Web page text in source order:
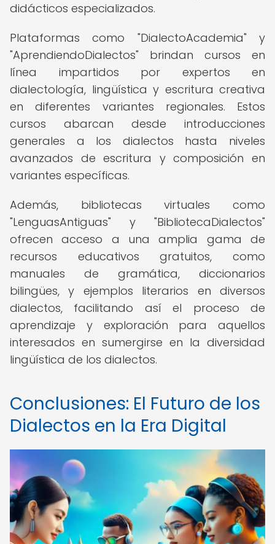
didácticos especializados.
Plataformas como "DialectoAcademia" y
"AprendiendoDialectos" brindan cursos en
línea impartidos por expertos en
dialectología, lingüística y escritura creativa
en diferentes variantes regionales. Estos
cursos abarcan desde introducciones
generales a los dialectos hasta niveles
avanzados de escritura y composición en
variantes específicas.
Además, bibliotecas virtuales como
"LenguasAntiguas" y "BibliotecaDialectos"
ofrecen acceso a una amplia gama de
recursos educativos gratuitos, como
manuales de gramática, diccionarios
bilingües, y ejemplos literarios en diversos
dialectos, facilitando así el proceso de
aprendizaje y exploración para aquellos
interesados en sumergirse en la diversidad
lingüística de los dialectos.
Conclusiones: El Futuro de los
Dialectos en la Era Digital